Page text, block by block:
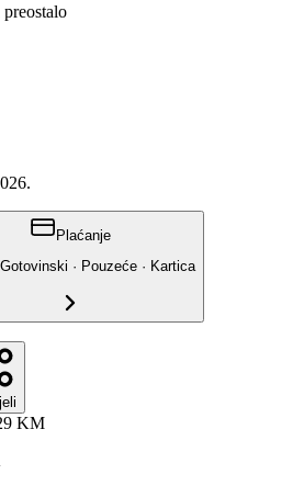
Plaćanje
· Pouzeće · Kartica
KM